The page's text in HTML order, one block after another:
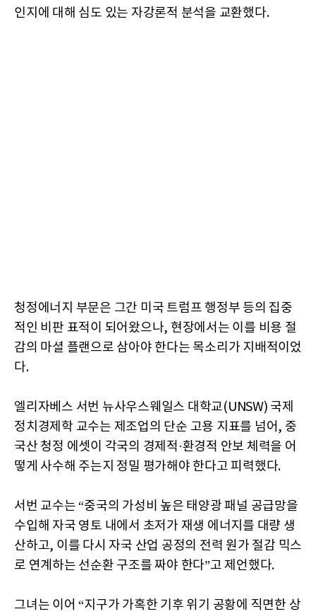
인지에 대해 심도 있는 자강론적 분석을 교환했다.
청정에너지 부문은 그간 미국 트럼프 행정부 등의 집중
적인 비판 표적이 되어왔으나, 현장에서는 이를 비용 절
감의 마셜 플랜으로 삼아야 한다는 목소리가 지배적이었
다.
엘리자베스 서번 뉴사우스웨일스 대학교(UNSW) 국제
정치경제학 교수는 제조업의 단순 고용 지표를 넘어, 중
국산 청정 에셋이 각국의 경제적·환경적 안보 체력을 어
떻게 사수해 주는지 정밀 평가해야 한다고 피력했다.
서번 교수는 “중국의 가성비 높은 태양광 패널 공급망을
수입해 자국 영토 내에서 초저가 재생 에너지를 대량 생
산하고, 이를 다시 자국 산업 공정의 전력 원가 절감 믹스
로 연계하는 선순환 구조를 짜야 한다”고 제언했다.
그녀는 이어 “지구가 가혹한 기후 위기 공황에 직면한 상